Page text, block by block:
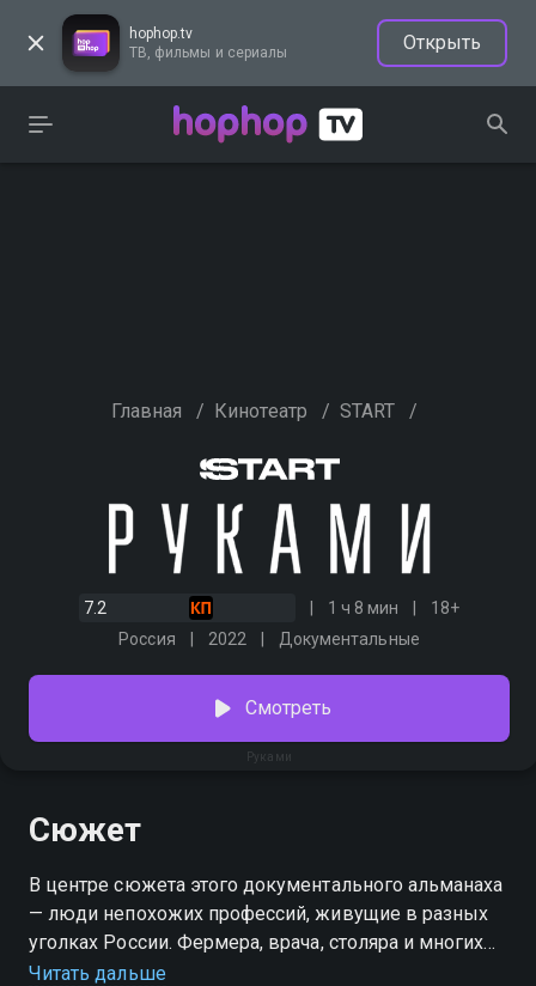
hophop.tv
ТВ, фильмы и сериалы
Открыть
Главная / Кинотеатр / START /
7.2 1 ч 8 мин
18+
Россия
2022 Документальные
Руками
Смотреть
Сюжет
В центре сюжета этого документального альманаха
— люди непохожих профессий, живущие в разных
уголках России. Фермера, врача, столяра и многих
других героев объединяет одно — они любят и
Читать дальше